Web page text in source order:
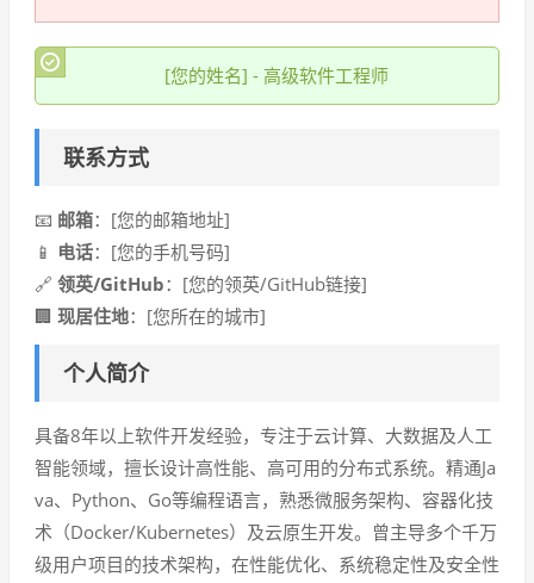
[您的姓名] - 高级软件工程师
联系方式
📧 邮箱：[您的邮箱地址]
📱 电话：[您的手机号码]
🔗 领英/GitHub：[您的领英/GitHub链接]
🏢 现居住地：[您所在的城市]
个人简介
具备8年以上软件开发经验，专注于云计算、大数据及人工
智能领域，擅长设计高性能、高可用的分布式系统。精通Ja
va、Python、Go等编程语言，熟悉微服务架构、容器化技
术（Docker/Kubernetes）及云原生开发。曾主导多个千万
级用户项目的技术架构，在性能优化、系统稳定性及安全性